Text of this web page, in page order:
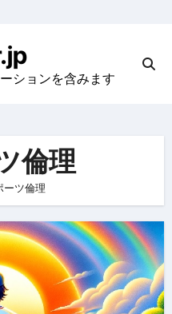
ションを含みます
倫理
ーツ倫理